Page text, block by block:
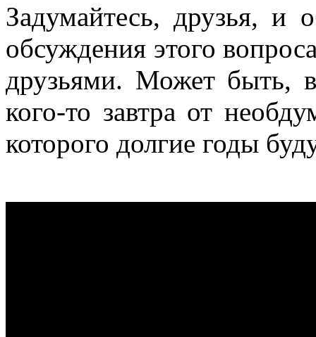
Задумайтесь, друзья, и
обсуждения этого
друзьями. Может быть,
кого-то завтра от
которого долгие годы